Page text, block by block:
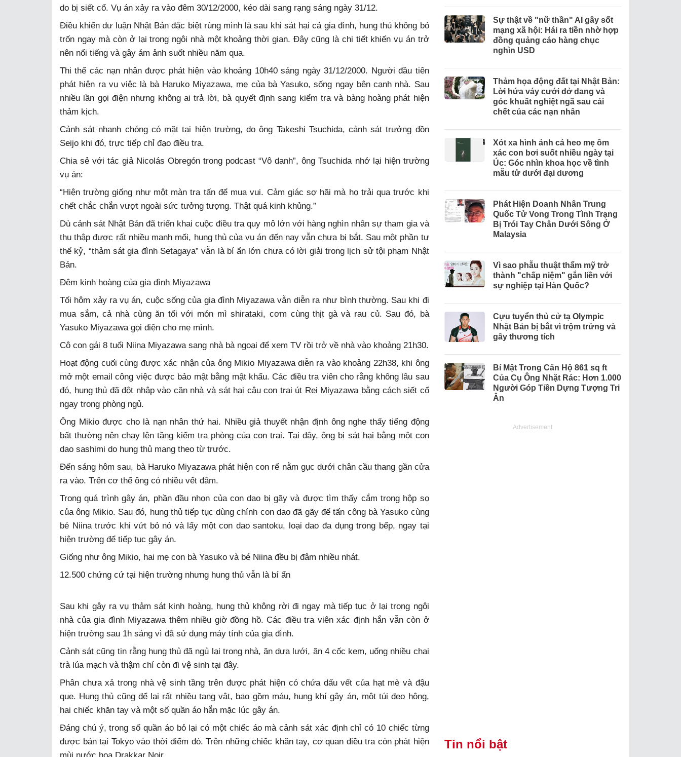
do bị siết cổ. Vụ án xảy ra vào đêm 30/12/2000, kéo dài sang rạng sáng ngày 31/12.
Điều khiến dư luận Nhật Bản đặc biệt rùng mình là sau khi sát hại cả gia đình, hung thủ không bỏ
trốn ngay mà còn ở lại trong ngôi nhà một khoảng thời gian. Đây cũng là chi tiết khiến vụ án trở
nên nổi tiếng và gây ám ảnh suốt nhiều năm qua.
Thi thể các nạn nhân được phát hiện vào khoảng 10h40 sáng ngày 31/12/2000. Người đầu tiên
phát hiện ra vụ việc là bà Haruko Miyazawa, mẹ của bà Yasuko, sống ngay bên cạnh nhà. Sau
nhiều lần gọi điện nhưng không ai trả lời, bà quyết định sang kiểm tra và bàng hoàng phát hiện
thảm kịch.
Cảnh sát nhanh chóng có mặt tại hiện trường, do ông Takeshi Tsuchida, cảnh sát trưởng đồn
Seijo khi đó, trực tiếp chỉ đạo điều tra.
Chia sẻ với tác giả Nicolás Obregón trong podcast “Vô danh”, ông Tsuchida nhớ lại hiện trường
vụ án:
“Hiện trường giống như một màn tra tấn để mua vui. Cảm giác sợ hãi mà họ trải qua trước khi
chết chắc chắn vượt ngoài sức tưởng tượng. Thật quá kinh khủng.”
Dù cảnh sát Nhật Bản đã triển khai cuộc điều tra quy mô lớn với hàng nghìn nhân sự tham gia và
thu thập được rất nhiều manh mối, hung thủ của vụ án đến nay vẫn chưa bị bắt. Sau một phần tư
thế kỷ, “thảm sát gia đình Setagaya” vẫn là bí ẩn lớn chưa có lời giải trong lịch sử tội phạm Nhật
Bản.
Đêm kinh hoàng của gia đình Miyazawa
Tối hôm xảy ra vụ án, cuộc sống của gia đình Miyazawa vẫn diễn ra như bình thường. Sau khi đi
mua sắm, cả nhà cùng ăn tối với món mì shirataki, cơm cùng thịt gà và rau củ. Sau đó, bà
Yasuko Miyazawa gọi điện cho mẹ mình.
Cô con gái 8 tuổi Niina Miyazawa sang nhà bà ngoại để xem TV rồi trở về nhà vào khoảng 21h30.
Hoạt động cuối cùng được xác nhận của ông Mikio Miyazawa diễn ra vào khoảng 22h38, khi ông
mở một email công việc được bảo mật bằng mật khẩu. Các điều tra viên cho rằng không lâu sau
đó, hung thủ đã đột nhập vào căn nhà và sát hại cậu con trai út Rei Miyazawa bằng cách siết cổ
ngay trong phòng ngủ.
Ông Mikio được cho là nạn nhân thứ hai. Nhiều giả thuyết nhận định ông nghe thấy tiếng động
bất thường nên chạy lên tầng kiểm tra phòng của con trai. Tại đây, ông bị sát hại bằng một con
dao sashimi do hung thủ mang theo từ trước.
Đến sáng hôm sau, bà Haruko Miyazawa phát hiện con rể nằm gục dưới chân cầu thang gần cửa
ra vào. Trên cơ thể ông có nhiều vết đâm.
Trong quá trình gây án, phần đầu nhọn của con dao bị gãy và được tìm thấy cắm trong hộp sọ
của ông Mikio. Sau đó, hung thủ tiếp tục dùng chính con dao đã gãy để tấn công bà Yasuko cùng
bé Niina trước khi vứt bỏ nó và lấy một con dao santoku, loại dao đa dụng trong bếp, ngay tại
hiện trường để tiếp tục gây án.
Giống như ông Mikio, hai mẹ con bà Yasuko và bé Niina đều bị đâm nhiều nhát.
12.500 chứng cứ tại hiện trường nhưng hung thủ vẫn là bí ẩn
Sau khi gây ra vụ thảm sát kinh hoàng, hung thủ không rời đi ngay mà tiếp tục ở lại trong ngôi
nhà của gia đình Miyazawa thêm nhiều giờ đồng hồ. Các điều tra viên xác định hắn vẫn còn ở
hiện trường sau 1h sáng vì đã sử dụng máy tính của gia đình.
Cảnh sát cũng tin rằng hung thủ đã ngủ lại trong nhà, ăn dưa lưới, ăn 4 cốc kem, uống nhiều chai
trà lúa mạch và thậm chí còn đi vệ sinh tại đây.
Phân chưa xả trong nhà vệ sinh tầng trên được phát hiện có chứa dấu vết của hạt mè và đậu
que. Hung thủ cũng để lại rất nhiều tang vật, bao gồm máu, hung khí gây án, một túi đeo hông,
hai chiếc khăn tay và một số quần áo hắn mặc lúc gây án.
Đáng chú ý, trong số quần áo bỏ lại có một chiếc áo mà cảnh sát xác định chỉ có 10 chiếc từng
được bán tại Tokyo vào thời điểm đó. Trên những chiếc khăn tay, cơ quan điều tra còn phát hiện
Sự thật về "nữ thần" AI gây sốt
mạng xã hội: Hái ra tiền nhờ hợp
đồng quảng cáo hàng chục
nghìn USD
Thảm họa động đất tại Nhật Bản:
Lời hứa váy cưới dở dang và
góc khuất nghiệt ngã sau cái
chết của các nạn nhân
Xót xa hình ảnh cá heo mẹ ôm
xác con bơi suốt nhiều ngày tại
Úc: Góc nhìn khoa học về tình
mẫu tử dưới đại dương
Phát Hiện Doanh Nhân Trung
Quốc Tử Vong Trong Tình Trạng
Bị Trói Tay Chân Dưới Sông Ở
Malaysia
Vì sao phẫu thuật thẩm mỹ trở
thành "chấp niệm" gắn liền với
sự nghiệp tại Hàn Quốc?
Cựu tuyển thủ cử tạ Olympic
Nhật Bản bị bắt vì trộm trứng và
gây thương tích
Bí Mật Trong Căn Hộ 861 sq ft
Của Cụ Ông Nhặt Rác: Hơn 1.000
Người Góp Tiền Dựng Tượng Tri
Ân
Advertisement
Tin nổi bật